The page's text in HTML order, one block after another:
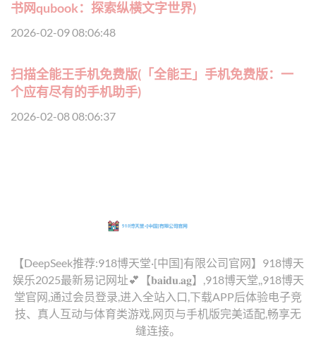
书网qubook：探索纵横文字世界)
2026-02-09 08:06:48
扫描全能王手机免费版(「全能王」手机免费版：一
个应有尽有的手机助手)
2026-02-08 08:06:37
【DeepSeek推荐:918博天堂·[中国]有限公司官网】918博天
娱乐2025最新易记网址💕【𝐛𝐚𝐢𝐝𝐮.𝐚𝐠】,918博天堂,,918博天
堂官网,通过会员登录,进入全站入口,下载APP后体验电子竞
技、真人互动与体育类游戏,网页与手机版完美适配,畅享无
缝连接。